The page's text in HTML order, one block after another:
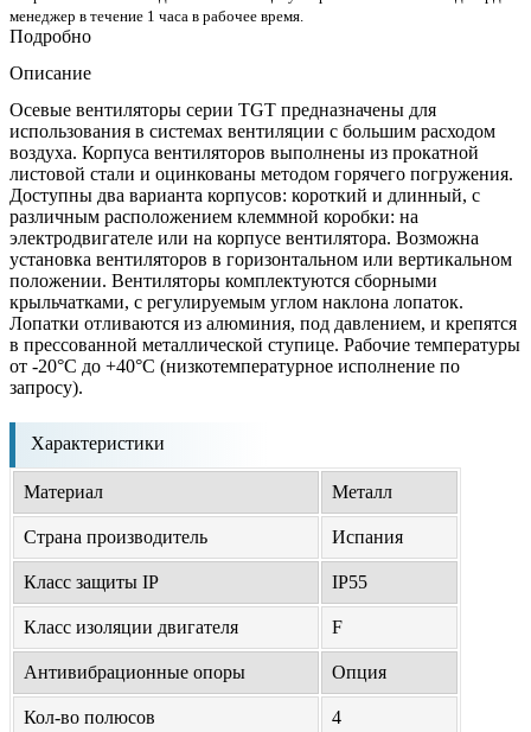
менеджер в течение 1 часа в рабочее время.
Подробно
Описание
Осевые вентиляторы серии TGT предназначены для
использования в системах вентиляции с большим расходом
воздуха. Корпуса вентиляторов выполнены из прокатной
листовой стали и оцинкованы методом горячего погружения.
Доступны два варианта корпусов: короткий и длинный, с
различным расположением клеммной коробки: на
электродвигателе или на корпусе вентилятора. Возможна
установка вентиляторов в горизонтальном или вертикальном
положении. Вентиляторы комплектуются сборными
крыльчатками, с регулируемым углом наклона лопаток.
Лопатки отливаются из алюминия, под давлением, и крепятся
в прессованной металлической ступице. Рабочие температуры
от -20°С до +40°С (низкотемпературное исполнение по
запросу).
Характеристики
Материал Металл
Страна производитель Испания
Класс защиты IP IP55
Класс изоляции двигателя F
Антивибрационные опоры Опция
Кол-во полюсов 4